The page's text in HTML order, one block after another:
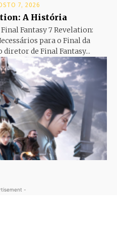
7, 2026
A História
Final Fantasy 7 Revelation:
para o Final da
de Final Fantasy...
-